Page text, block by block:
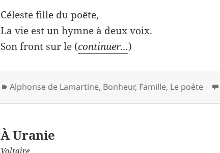
Céleste fille du poëte,
La vie est un hymne à deux voix.
Son front sur le (continuer...)
Catégories
Alphonse de Lamartine, Bonheur, Famille, Le poète
À Uranie
Voltaire